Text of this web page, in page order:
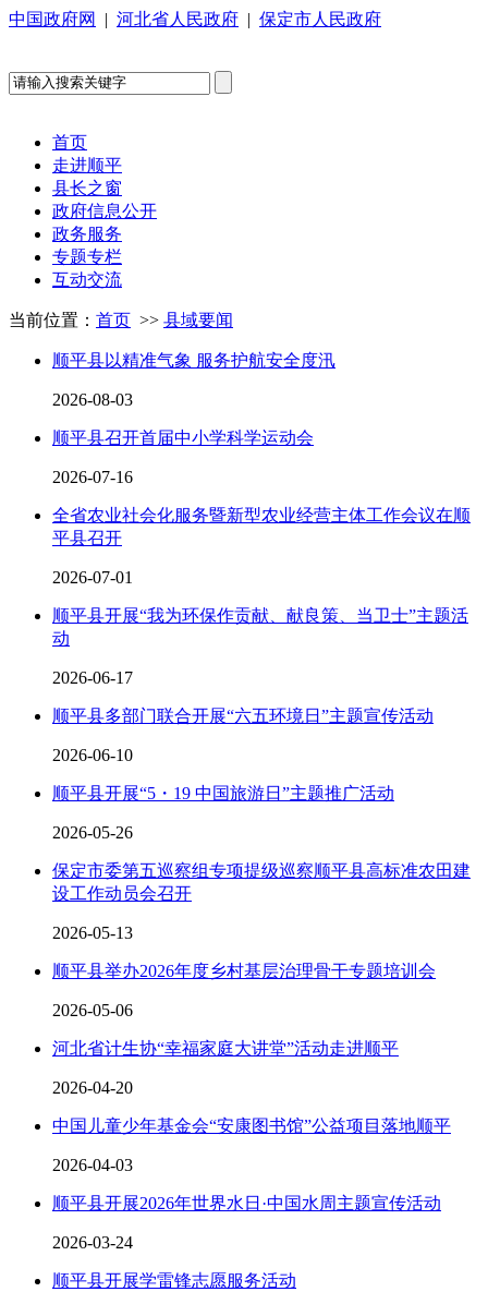
中国政府网 | 河北省人民政府 | 保定市人民政府
首页
走进顺平
县长之窗
政府信息公开
政务服务
专题专栏
互动交流
当前位置： 首页 >> 县域要闻
顺平县以精准气象 服务护航安全度汛
2026-08-03
顺平县召开首届中小学科学运动会
2026-07-16
全省农业社会化服务暨新型农业经营主体工作会议在顺
平县召开
2026-07-01
顺平县开展“我为环保作贡献、献良策、当卫士”主题活
动
2026-06-17
顺平县多部门联合开展“六五环境日”主题宣传活动
2026-06-10
顺平县开展“5・19 中国旅游日”主题推广活动
2026-05-26
保定市委第五巡察组专项提级巡察顺平县高标准农田建
设工作动员会召开
2026-05-13
顺平县举办2026年度乡村基层治理骨干专题培训会
2026-05-06
河北省计生协“幸福家庭大讲堂”活动走进顺平
2026-04-20
中国儿童少年基金会“安康图书馆”公益项目落地顺平
2026-04-03
顺平县开展2026年世界水日·中国水周主题宣传活动
2026-03-24
顺平县开展学雷锋志愿服务活动